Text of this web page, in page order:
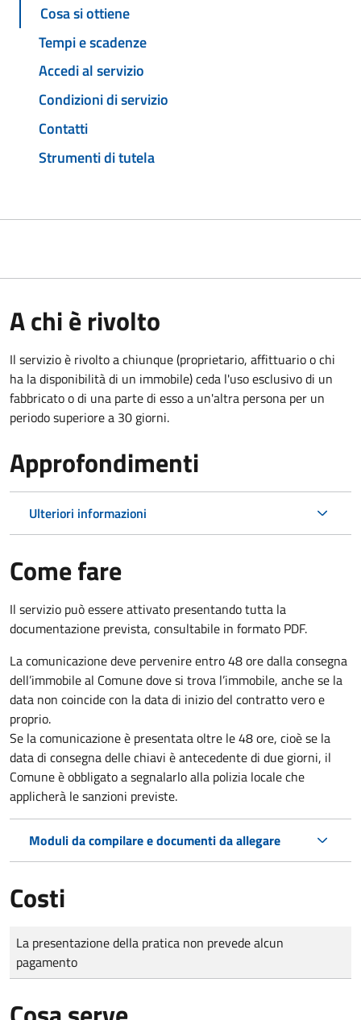
Cosa si ottiene
Tempi e scadenze
Accedi al servizio
Condizioni di servizio
Contatti
Strumenti di tutela
A chi è rivolto
Il servizio è rivolto a chiunque (proprietario, affittuario o chi
ha la disponibilità di un immobile) ceda l'uso esclusivo di un
fabbricato o di una parte di esso a un'altra persona per un
periodo superiore a 30 giorni.
Approfondimenti
Ulteriori informazioni
Come fare
Il servizio può essere attivato presentando tutta la
documentazione prevista, consultabile in formato PDF.
La comunicazione deve pervenireentro 48 oredalla consegna
dell’immobile al Comune dove si trova l’immobile, anche se la
data non coincide con la data di inizio del contratto vero e
proprio.
Se la comunicazione è presentata oltre le 48 ore, cioè se la
data di consegna delle chiavi è antecedente di due giorni, il
Comune è obbligato a segnalarlo alla polizia locale che
applicherà le sanzioni previste.
Moduli da compilare e documenti da allegare
Costi
Tipo di pagamento
Importo
La presentazione della pratica non prevede alcun
pagamento